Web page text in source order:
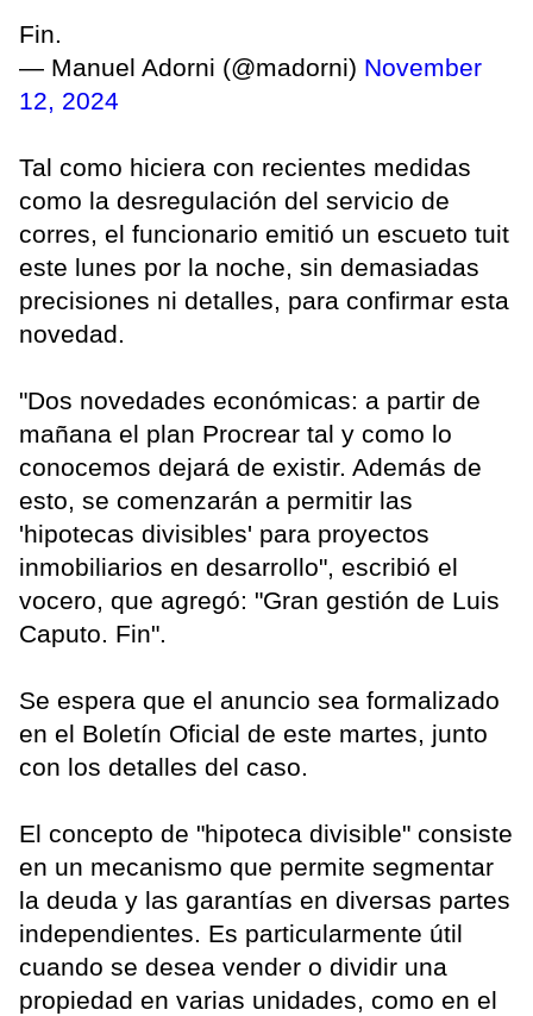
Fin.
— Manuel Adorni (@madorni) November
12, 2024
Tal como hiciera con recientes medidas
como la desregulación del servicio de
corres, el funcionario emitió un escueto tuit
este lunes por la noche, sin demasiadas
precisiones ni detalles, para confirmar esta
novedad.
"Dos novedades económicas: a partir de
mañana el plan Procrear tal y como lo
conocemos dejará de existir. Además de
esto, se comenzarán a permitir las
'hipotecas divisibles' para proyectos
inmobiliarios en desarrollo", escribió el
vocero, que agregó: "Gran gestión de Luis
Caputo. Fin".
Se espera que el anuncio sea formalizado
en el Boletín Oficial de este martes, junto
con los detalles del caso.
El concepto de "hipoteca divisible" consiste
en un mecanismo que permite segmentar
la deuda y las garantías en diversas partes
independientes. Es particularmente útil
cuando se desea vender o dividir una
propiedad en varias unidades, como en el